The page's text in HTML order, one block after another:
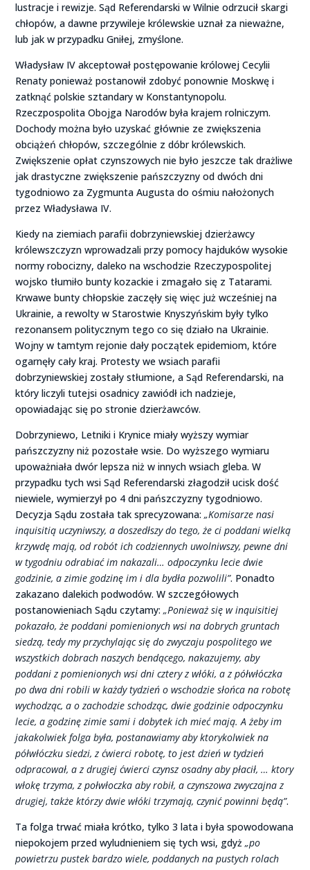
lustracje i rewizje. Sąd Referendarski w Wilnie odrzucił skargi
chłopów, a dawne przywileje królewskie uznał za nieważne,
lub jak w przypadku Gniłej, zmyślone.
Władysław IV akceptował postępowanie królowej Cecylii
Renaty ponieważ postanowił zdobyć ponownie Moskwę i
zatknąć polskie sztandary w Konstantynopolu.
Rzeczpospolita Obojga Narodów była krajem rolniczym.
Dochody można było uzyskać głównie ze zwiększenia
obciążeń chłopów, szczególnie z dóbr królewskich.
Zwiększenie opłat czynszowych nie było jeszcze tak drażliwe
jak drastyczne zwiększenie pańszczyzny od dwóch dni
tygodniowo za Zygmunta Augusta do ośmiu nałożonych
przez Władysława IV.
Kiedy na ziemiach parafii dobrzyniewskiej dzierżawcy
królewszczyzn wprowadzali przy pomocy hajduków wysokie
normy robocizny, daleko na wschodzie Rzeczypospolitej
wojsko tłumiło bunty kozackie i zmagało się z Tatarami.
Krwawe bunty chłopskie zaczęły się więc już wcześniej na
Ukrainie, a rewolty w Starostwie Knyszyńskim były tylko
rezonansem politycznym tego co się działo na Ukrainie.
Wojny w tamtym rejonie dały początek epidemiom, które
ogarnęły cały kraj. Protesty we wsiach parafii
dobrzyniewskiej zostały stłumione, a Sąd Referendarski, na
który liczyli tutejsi osadnicy zawiódł ich nadzieje,
opowiadając się po stronie dzierżawców.
Dobrzyniewo, Letniki i Krynice miały wyższy wymiar
pańszczyzny niż pozostałe wsie. Do wyższego wymiaru
upoważniała dwór lepsza niż w innych wsiach gleba. W
przypadku tych wsi Sąd Referendarski złagodził ucisk dość
niewiele, wymierzył po 4 dni pańszczyzny tygodniowo.
Decyzja Sądu została tak sprecyzowana:„Komisarze nasi
inquisitią uczyniwszy, a doszedłszy do tego, że ci poddani wielką
krzywdę mają, od robót ich codziennych uwolniwszy, pewne dni
w tygodniu odrabiać im nakazali… odpoczynku lecie dwie
godzinie, a zimie godzinę im i dla bydła pozwolili”. Ponadto
zakazano dalekich podwodów. W szczegółowych
postanowieniach Sądu czytamy:„Ponieważ się w inquisitiej
pokazało, że poddani pomienionych wsi na dobrych gruntach
siedzą, tedy my przychylając się do zwyczaju pospolitego we
wszystkich dobrach naszych bendącego, nakazujemy, aby
poddani z pomienionych wsi dni cztery z włóki, a z półwłóczka
po dwa dni robili w każdy tydzień o wschodzie słońca na robotę
wychodząc, a o zachodzie schodząc, dwie godzinie odpoczynku
lecie, a godzinę zimie sami i dobytek ich mieć mają. A żeby im
jakakolwiek folga była, postanawiamy aby ktorykolwiek na
półwłóczku siedzi, z ćwierci robotę, to jest dzień w tydzień
odpracował, a z drugiej ćwierci czynsz osadny aby płacił, … ktory
włokę trzyma, z połwłoczka aby robił, a czynszowa zwyczajna z
drugiej, także którzy dwie włóki trzymają, czynić powinni będą”.
Ta folga trwać miała krótko, tylko 3 lata i była spowodowana
niepokojem przed wyludnieniem się tych wsi, gdyż„po
powietrzu pustek bardzo wiele, poddanych na pustych rolach